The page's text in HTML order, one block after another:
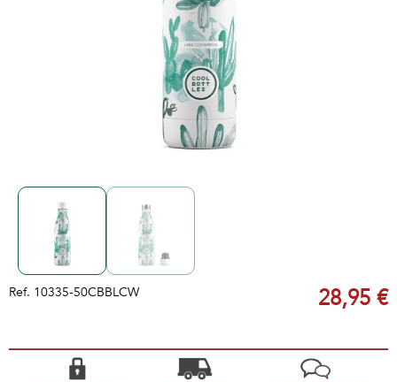
Ref. 10335-50CBBLCW 28,95 €